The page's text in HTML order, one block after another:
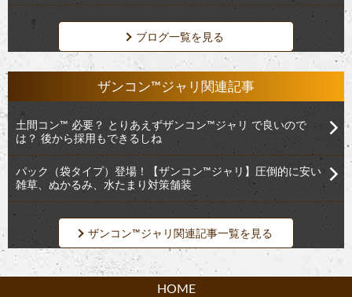
ブログ一覧を見る
ザンコン™ジャリ関連記事
土間コン™︎ 必要？ とりあえずザンコン™︎ジャリ で良いので
は？ 後から採用もできるしね
パック（袋タイプ）登場！【ザンコン™︎ジャリ】圧倒的に安い
雑草、ぬかるみ、水たまり対策舗装
ザンコン™ジャリ関連記事一覧を見る
HOME